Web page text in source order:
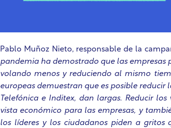
Pablo Muñoz Nieto, responsable de la
pandemia ha demostrado que las empresas
volando menos y reduciendo al mismo
europeas demuestran que es posible reducir
Telefónica e Inditex, dan largas. Reducir
vista económico para las empresas, y
los líderes y los ciudadanos piden a gritos